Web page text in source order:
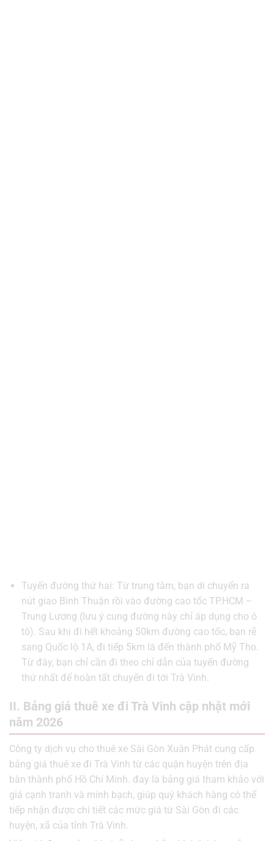
Tuyến đường thứ hai: Từ trung tâm, bạn di chuyển ra
nút giao Bình Thuận rồi vào đường cao tốc TP.HCM –
Trung Lương (lưu ý cung đường này chỉ áp dụng cho ô
tô). Sau khi đi hết khoảng 50km đường cao tốc, bạn rẽ
sang Quốc lộ 1A, đi tiếp 5km là đến thành phố Mỹ Tho.
Từ đây, bạn chỉ cần đi theo chỉ dẫn của tuyến đường
thứ nhất để hoàn tất chuyến đi tới Trà Vinh.
II. Bảng giá thuê xe đi Trà Vinh cập nhật mới
năm 2026
Công ty dịch vụ cho thuê xe Sài Gòn Xuân Phát cung cấp
bảng giá thuê xe đi Trà Vinh từ các quận huyện trên địa
bàn thành phố Hồ Chí Minh. đay là bảng giá tham khảo với
giá cạnh tranh và minh bạch, giúp quý khách hàng có thể
tiếp nhận được chi tiết các mức giá từ Sài Gòn đi các
huyện, xã của tỉnh Trà Vinh.